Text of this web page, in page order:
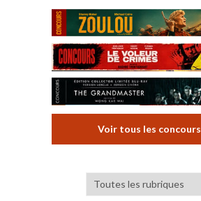
Voir tous les concours